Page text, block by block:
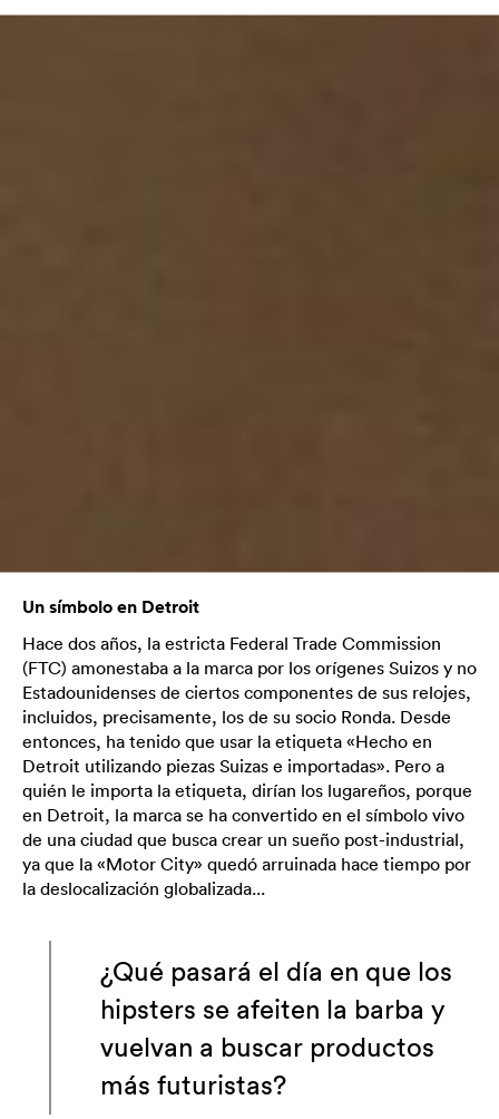
Un símbolo en Detroit
Hace dos años, la estricta Federal Trade Commission
(FTC) amonestaba a la marca por los orígenes Suizos y no
Estadounidenses de ciertos componentes de sus relojes,
incluidos, precisamente, los de su socio Ronda. Desde
entonces, ha tenido que usar la etiqueta «Hecho en
Detroit utilizando piezas Suizas e importadas». Pero a
quién le importa la etiqueta, dirían los lugareños, porque
en Detroit, la marca se ha convertido en el símbolo vivo
de una ciudad que busca crear un sueño post-industrial,
ya que la «Motor City» quedó arruinada hace tiempo por
la deslocalización globalizada...
¿Qué pasará el día en que los
hipsters se afeiten la barba y
vuelvan a buscar productos
más futuristas?